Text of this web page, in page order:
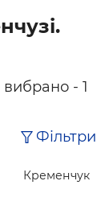
вибрано - 1
Фільтри
Кременчук